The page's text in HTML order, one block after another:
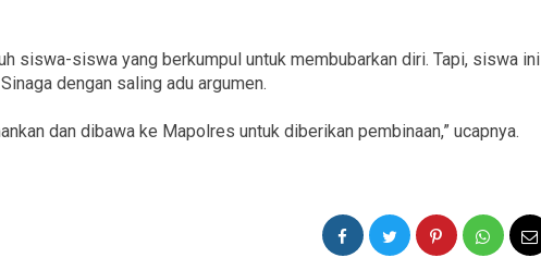
siswa-siswa yang berkumpul untuk membubarkan diri. Tapi, siswa ini
dengan saling adu argumen.
dan dibawa ke Mapolres untuk diberikan pembinaan,” ucapnya.